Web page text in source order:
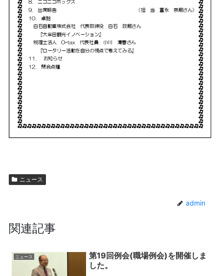
ニュース
admin
関連記事
ニュース
第19回例会(職場例会)を開催しま
した。